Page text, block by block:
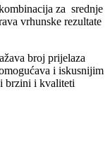
za srednje
vrhunske rezultate
broj prijelaza
i iskusnijim
brzini i kvaliteti